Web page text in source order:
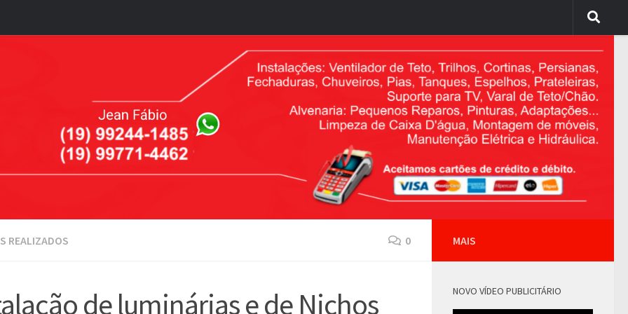
REALIZADOS 0
de luminárias e de Nichos
MAIS
NOVO VÍDEO PUBLICITÁRIO